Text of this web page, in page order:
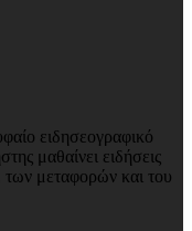
ειδησεογραφικό
μαθαίνει ειδήσεις
μεταφορών και του